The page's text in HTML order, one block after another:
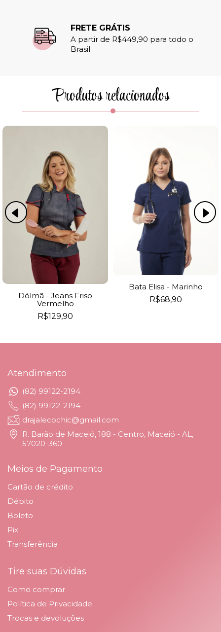
FRETE GRÁTIS
A partir de R$449,90 para todo o
Brasil
Produtos relacionados
EU QUERO
Dólmã - Jeans Friso
Vermelho
R$129,90
EU QUERO
Bata Elisa - Marinho
R$68,90
Atendimento
(82) 99122-2194
(82) 99122-2194
drajalecochic@gmail.com
R. Barão de Maceió, 188 - Centro, Maceió - AL,
57020-360
Meios de Pagamento
Cartão de crédito
Débito
Boleto
Pix
Transferência
Tire suas Dúvidas
Como comprar
Política de Privacidade
Trocas e devoluções